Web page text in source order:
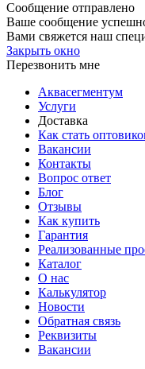
Сообщение отправлено
Ваше сообщение
Вами свяжется наш
Закрыть окно
Перезвонить мне
Аквасегментум
Услуги
Доставка
Как стать
Вакансии
Контакты
Вопрос ответ
Блог
Отзывы
Как купить
Гарантия
Реализованные
Каталог
О нас
Калькулятор
Новости
Обратная связь
Реквизиты
Вакансии